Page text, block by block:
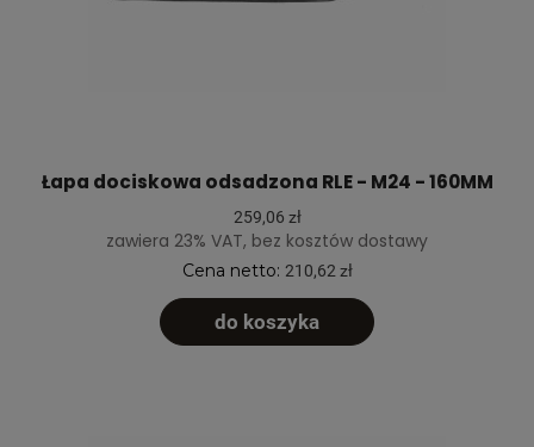
Łapa dociskowa odsadzona RLE - M24 - 160MM
259,06 zł
zawiera 23% VAT, bez kosztów dostawy
Cena netto: 210,62 zł
do koszyka